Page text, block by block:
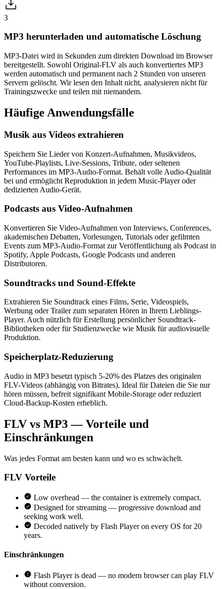
3
MP3 herunterladen und automatische Löschung
MP3-Datei wird in Sekunden zum direkten Download im Browser
bereitgestellt. Sowohl Original-FLV als auch konvertiertes MP3
werden automatisch und permanent nach 2 Stunden von unseren
Servern gelöscht. Wir lesen den Inhalt nicht, analysieren nicht für
Trainingszwecke und teilen mit niemandem.
Häufige Anwendungsfälle
Musik aus Videos extrahieren
Speichern Sie Lieder von Konzert-Aufnahmen, Musikvideos,
YouTube-Playlists, Live-Sessions, Tribute, oder seltenen
Performances im MP3-Audio-Format. Behält volle Audio-Qualität
bei und ermöglicht Reproduktion in jedem Music-Player oder
dedizierten Audio-Gerät.
Podcasts aus Video-Aufnahmen
Konvertieren Sie Video-Aufnahmen von Interviews, Conferences,
akademischen Debatten, Vorlesungen, Tutorials oder gefilmten
Events zum MP3-Audio-Format zur Veröffentlichung als Podcast in
Spotify, Apple Podcasts, Google Podcasts und anderen
Distributoren.
Soundtracks und Sound-Effekte
Extrahieren Sie Soundtrack eines Films, Serie, Videospiels,
Werbung oder Trailer zum separaten Hören in Ihrem Lieblings-
Player. Auch nützlich für Erstellung persönlicher Soundtrack-
Bibliotheken oder für Studienzwecke wie Musik für audiovisuelle
Produktion.
Speicherplatz-Reduzierung
Audio in MP3 besetzt typisch 5-20% des Platzes des originalen
FLV-Videos (abhängig von Bitrates). Ideal für Dateien die Sie nur
hören müssen, befreit signifikant Mobile-Storage oder reduziert
Cloud-Backup-Kosten erheblich.
FLV vs MP3 — Vorteile und
Einschränkungen
Was jedes Format am besten kann und wo es schwächelt.
FLV Vorteile
Low overhead — the container is extremely compact.
Designed for streaming — progressive download and
seeking work well.
Decoded natively by Flash Player on every OS for 20
years.
Einschränkungen
Flash Player is dead — no modern browser can play FLV
without conversion.